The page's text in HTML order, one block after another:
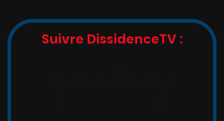
Suivre DissidenceTV :